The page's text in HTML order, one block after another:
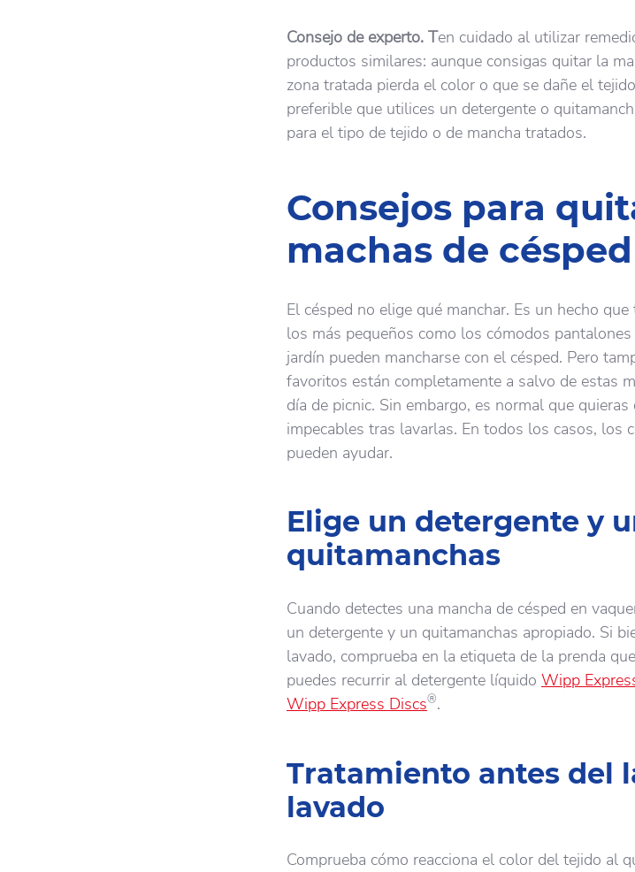
Consejo de experto. Ten cuidado al utilizar
productos similares: aunque consigas quitar la
zona tratada pierda el color o que se dañe el
preferible que utilices un detergente o
para el tipo de tejido o de mancha tratados.
Consejos para
machas de césped
El césped no elige qué manchar. Es un hecho
los más pequeños como los cómodos
jardín pueden mancharse con el césped. Pero
favoritos están completamente a salvo de estas
día de picnic. Sin embargo, es normal que
impecables tras lavarlas. En todos los casos, los
pueden ayudar.
Elige un detergente y
quitamanchas
Cuando detectes una mancha de césped en
un detergente y un quitamanchas apropiado. Si
lavado, comprueba en la etiqueta de la prenda
puedes recurrir al detergente líquido Wipp
Wipp Express Discs®.
Tratamiento antes del
lavado
Comprueba cómo reacciona el color del tejido al